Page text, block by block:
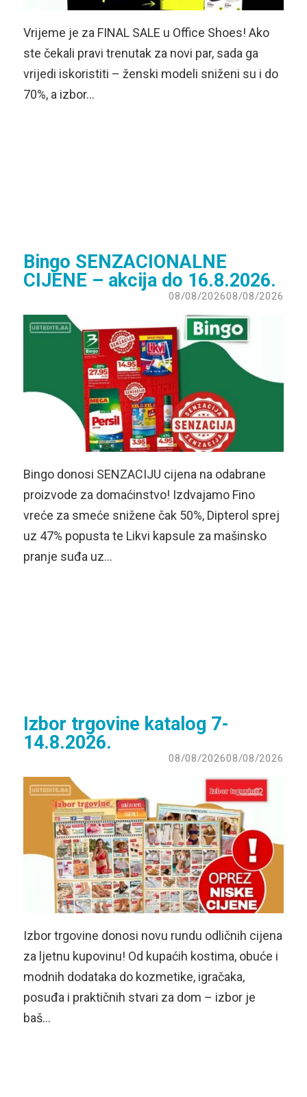
Vrijeme je za FINAL SALE u Office Shoes! Ako
ste čekali pravi trenutak za novi par, sada ga
vrijedi iskoristiti – ženski modeli sniženi su i do
70%, a izbor…
Bingo SENZACIONALNE
CIJENE – akcija do 16.8.2026.
08/08/202608/08/2026
Bingo donosi SENZACIJU cijena na odabrane
proizvode za domaćinstvo! Izdvajamo Fino
vreće za smeće snižene čak 50%, Dipterol sprej
uz 47% popusta te Likvi kapsule za mašinsko
pranje suđa uz…
Izbor trgovine katalog 7-
14.8.2026.
08/08/202608/08/2026
Izbor trgovine donosi novu rundu odličnih cijena
za ljetnu kupovinu! Od kupaćih kostima, obuće i
modnih dodataka do kozmetike, igračaka,
posuđa i praktičnih stvari za dom – izbor je
baš…